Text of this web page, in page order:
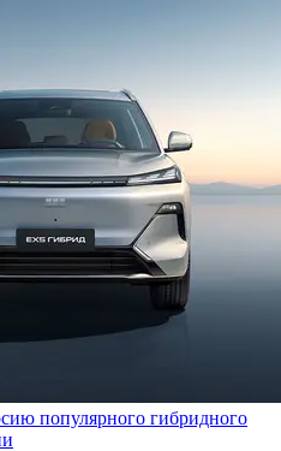
популярного гибридного